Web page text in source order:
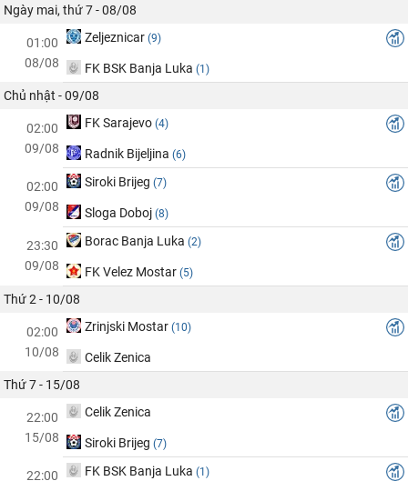
Ngày mai, thứ 7 - 08/08
01:00
08/08
Zeljeznicar (9)
FK BSK Banja Luka (1)
Chủ nhật - 09/08
02:00
09/08
FK Sarajevo (4)
Radnik Bijeljina (6)
02:00
09/08
Siroki Brijeg (7)
Sloga Doboj (8)
23:30
09/08
Borac Banja Luka (2)
FK Velez Mostar (5)
Thứ 2 - 10/08
02:00
10/08
Zrinjski Mostar (10)
Celik Zenica
Thứ 7 - 15/08
22:00
15/08
Celik Zenica
Siroki Brijeg (7)
22:00
FK BSK Banja Luka (1)